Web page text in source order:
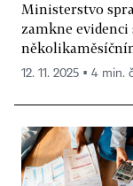
Ministerstvo
zamkne
12. 11. 2025 ▪ 4 min.